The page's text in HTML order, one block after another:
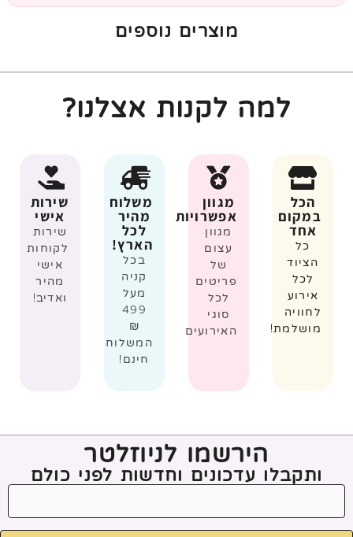
מוצרים נוספים
למה לקנות אצלנו?
הכל
במקום
אחד
כל
הציוד
לכל
אירוע
לחוויה
מושלמת!
מגוון
אפשרויות
מגוון
עצום
של
פריטים
לכל
סוגי
האירועים
משלוח
מהיר
לכל
הארץ!
בכל
קניה
מעל
499
₪
המשלוח
חינם!
שירות
אישי
שירות
לקוחות
אישי
מהיר
ואדיב!
הירשמו לניוזלטר
ותקבלו עדכונים וחדשות לפני כולם